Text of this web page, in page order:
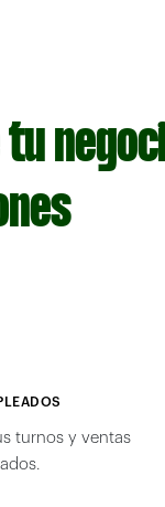
turnos y ventas